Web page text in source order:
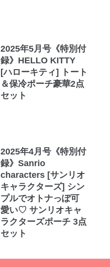
2025年5月号《特別付
録》HELLO KITTY
[ハローキティ] トート
＆保冷ポーチ豪華2点
セット
2025年4月号《特別付
録》Sanrio
characters [サンリオ
キャラクターズ] シン
プルでオトナっぽ可
愛い♡ サンリオキャ
ラクターズポーチ 3点
セット